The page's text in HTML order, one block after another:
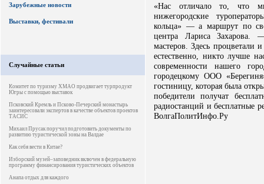
Зарубежные новости
Выставки, фестивали
Случайные статьи
Комитет по туризму ХМАО продвигает турпродукт
Югры с помощью выставок
Псковский Кремль и Псково-Печерский монастырь
заинтересовали экспертов в качестве объектов проектов
ТАСИС
Михаил Прусак поручил подготовить документы по
развитию туристической зоны на Валдае
Как себя вести в Китае?
Изборский музей–заповедник включен в федеральную
программу финансирования туристических объектов
Анапа отдых для каждого
«Нас отличало то, что
нижегородские
кольца» — а маршрут по
центра Лариса Захарова.
мастеров. Здесь процветали
естественно, никто лучше
современности нашего
городецкому ООО
гостиницу, которая была
победители получат
радиостанций и бесплатные
ВолгаПолитИнфо.Ру